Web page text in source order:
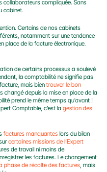
collaborateurs compliquée. Sans
cabinet.
Certains de nos cabinets
notamment sur une tendance
place de la facture électronique.
de certains processus a soulevé
la comptabilité ne signifie pas
mais bien trouver le bon
changé depuis la mise en place de la
prend le même temps qu’avant !
Comptable, c’est la gestion des
factures manquantes lors du bilan
certaines missions de l’Expert
de travail ni moins de
les factures. Le changement
phase de récolte des factures , mais